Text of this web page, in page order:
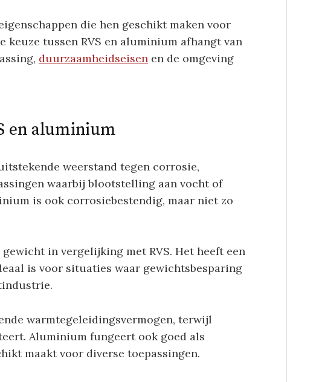
die hen geschikt maken voor
tussen RVS en aluminium afhangt van
duurzaamheidseisen en de omgeving
en aluminium
weerstand tegen corrosie,
waarbij blootstelling aan vocht of
is ook corrosiebestendig, maar niet zo
in vergelijking met RVS. Het heeft een
is voor situaties waar gewichtsbesparing
warmtegeleidingsvermogen, terwijl
Aluminium fungeert ook goed als
maakt voor diverse toepassingen.